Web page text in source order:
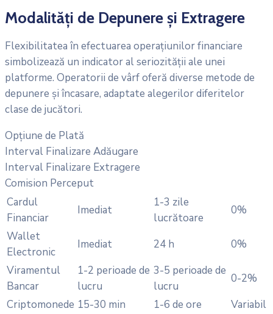
Modalități de Depunere și Extragere
Flexibilitatea în efectuarea operațiunilor financiare
simbolizează un indicator al seriozității ale unei
platforme. Operatorii de vârf oferă diverse metode de
depunere și încasare, adaptate alegerilor diferitelor
clase de jucători.
Opțiune de Plată
Interval Finalizare Adăugare
Interval Finalizare Extragere
Comision Perceput
Cardul
Financiar
Imediat
1-3 zile
lucrătoare
0%
Wallet
Electronic
Imediat 24 h
0%
Viramentul
Bancar
1-2 perioade de
lucru
3-5 perioade de
lucru
0-2%
Criptomonede 15-30 min 1-6 de ore Variabil